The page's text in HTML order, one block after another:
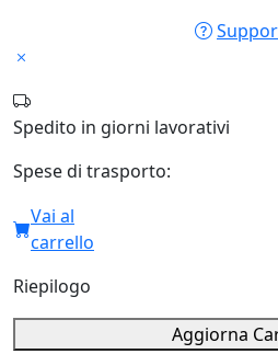
Spedito in giorni lavorativi
Spese di trasporto:
Vai al
carrello
Riepilogo
Aggiorna